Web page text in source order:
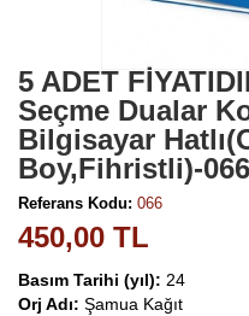
5 ADET
Seçme Dualar
Bilgisayar
Boy,Fihristli)-066
Referans Kodu: 066
450,00 TL
Basım Tarihi (yıl): 24
Orj Adı: Şamua Kağıt